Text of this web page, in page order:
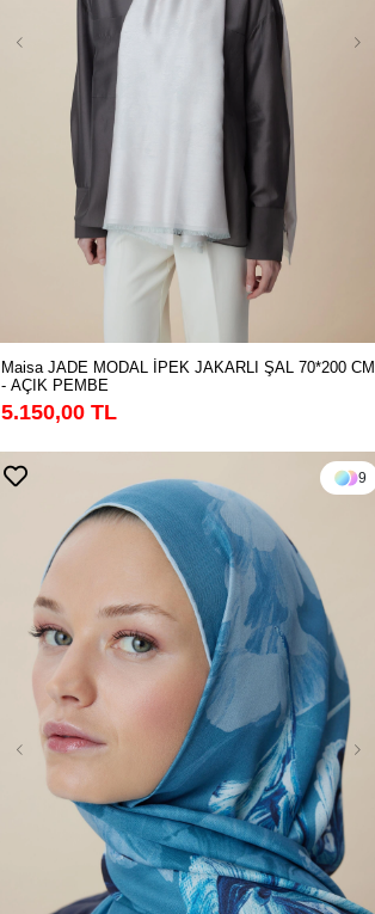
Maisa JADE MODAL İPEK JAKARLI ŞAL 70*200 CM
- AÇIK PEMBE
5.150,00 TL
9